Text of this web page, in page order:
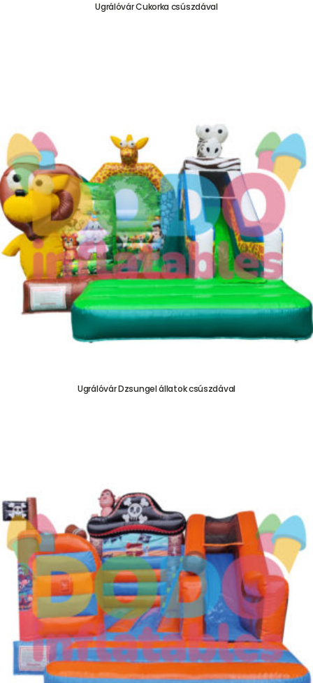
Ugrálóvár Cukorka csúszdával
Ugrálóvár Dzsungel állatok csúszdával